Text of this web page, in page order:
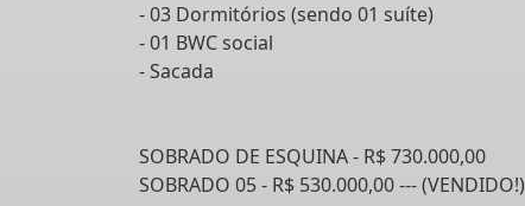
- 03 Dormitórios (sendo 01 suíte)
- 01 BWC social
- Sacada
SOBRADO DE ESQUINA - R$ 730.000,00
SOBRADO 05 - R$ 530.000,00 --- (VENDIDO!)